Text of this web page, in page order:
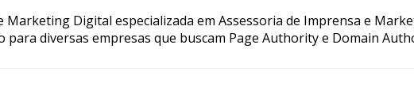
Marketing Digital especializada em Assessoria de Imprensa e
para diversas empresas que buscam Page Authority e Domain